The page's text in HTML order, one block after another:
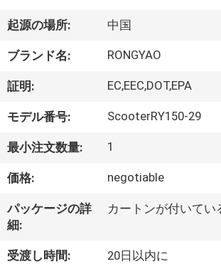
ク
ト
私
達
つ
い
て
起源の場所: 中国
ブランド名: RONGYAO
証明: EC,EEC,DOT,EPA
モデル番号: ScooterRY150-29
最小注文数量: 1
価格: negotiable
パッケージの詳
細:
カートンが付いてい
受渡し時間: 20日以内に